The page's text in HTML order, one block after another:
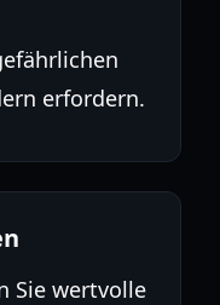
erfordern.
Sie wertvolle